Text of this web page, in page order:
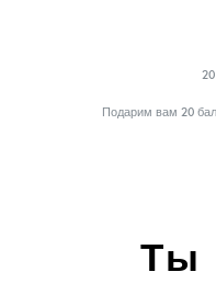
Подарим вам 20
Ты